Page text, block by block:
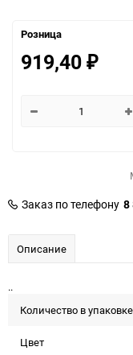
Розница
919,40 ₽
Заказ по телефону 8
Описание
..
Количество в упаковке
Цвет